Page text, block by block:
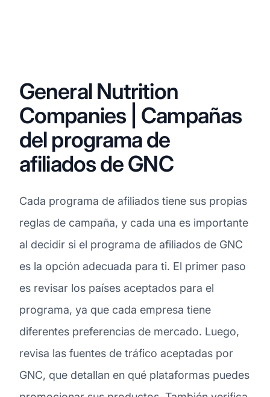
General Nutrition
Companies | Campañas
del programa de
afiliados de GNC
Cada programa de afiliados tiene sus propias
reglas de campaña, y cada una es importante
al decidir si el programa de afiliados de GNC
es la opción adecuada para ti. El primer paso
es revisar los países aceptados para el
programa, ya que cada empresa tiene
diferentes preferencias de mercado. Luego,
revisa las fuentes de tráfico aceptadas por
GNC, que detallan en qué plataformas puedes